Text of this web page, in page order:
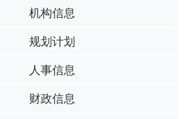
机构信息
规划计划
人事信息
财政信息